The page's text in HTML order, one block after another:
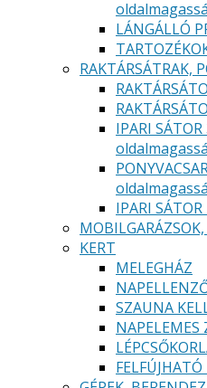
LÁNGÁLLÓ
RAKTÁRSÁTRAK,
IPARI
IPARI
KERT
MELEGHÁZ
SZAUNA